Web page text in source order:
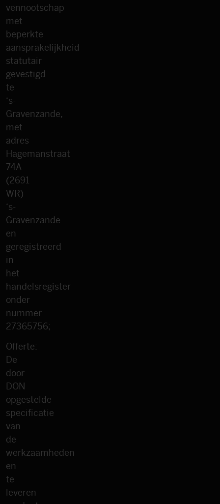
vennootschap
met
beperkte
aansprakelijkheid
statutair
gevestigd
te
‘s-
Gravenzande,
met
adres
Hagemanstraat
74A
(2691
WR)
‘s-
Gravenzande
en
geregistreerd
in
het
handelsregister
onder
nummer
27365756;
Offerte:
De
door
DON
opgestelde
specificatie
van
de
werkzaamheden
en
te
leveren